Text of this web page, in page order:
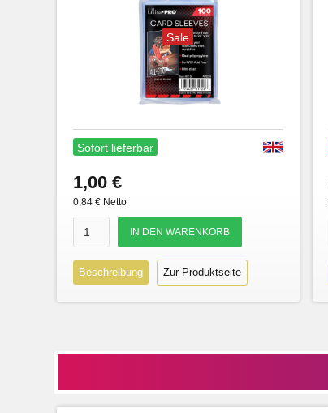
Sale
Sofort lieferbar
1,00 €
0,84 € Netto
Beschreibung Zur Produktseite